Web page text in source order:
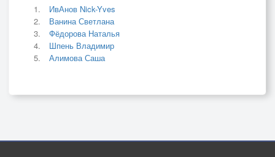
ИвАнов Nick-Yves
Ванина Светлана
Фёдорова Наталья
Шпень Владимир
Алимова Саша